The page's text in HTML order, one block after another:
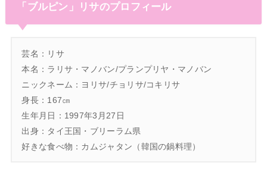
「ブルピン」リサのプロフィール
芸名：リサ
本名：ラリサ・マノバン/プランプリヤ・マノバン
ニックネーム：ヨリサ/チョリサ/コキリサ
身長：167㎝
生年月日：1997年3月27日
出身：タイ王国・ブリーラム県
好きな食べ物：カムジャタン（韓国の鍋料理）